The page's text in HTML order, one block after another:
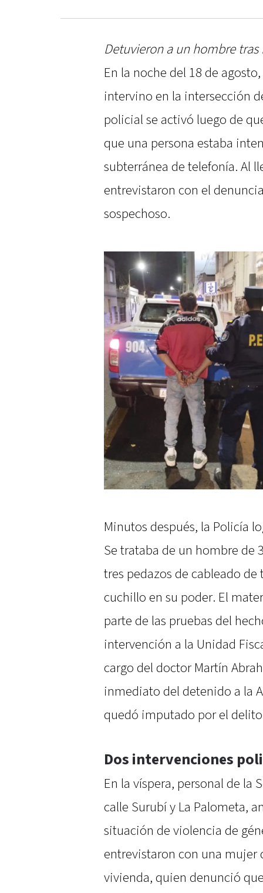
Detuvieron a un hombre
En la noche del 18 de
intervino en la intersección
policial se activó luego de
que una persona estaba
subterránea de telefonía. Al
entrevistaron con el
sospechoso.
Minutos después, la Policía
Se trataba de un hombre de
tres pedazos de cableado
cuchillo en su poder. El
parte de las pruebas del
intervención a la Unidad
cargo del doctor Martín
inmediato del detenido a la
quedó imputado por el
Dos intervenciones
En la víspera, personal de la
calle Surubí y La Palometa,
situación de violencia de
entrevistaron con una mujer
vivienda, quien denunció